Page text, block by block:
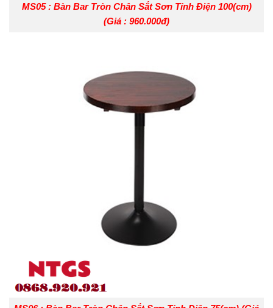
MS05 : Bàn Bar Tròn Chân Sắt Sơn Tỉnh Điện 100(cm)
(Giá : 960.000đ)